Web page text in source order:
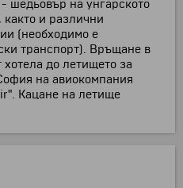
шедьовър на унгарското
и различни
(необходимо е
транспорт). Връщане в
до летището за
на авиокомпания
Кацане на летище